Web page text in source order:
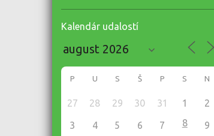
Kalendár udalostí
P U S Š P S N
27 28 29 30 31 1 2
3 4 5 6 7 8 9